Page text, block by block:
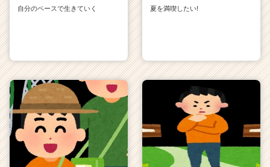
自分のペースで生きていく
夏を満喫したい!